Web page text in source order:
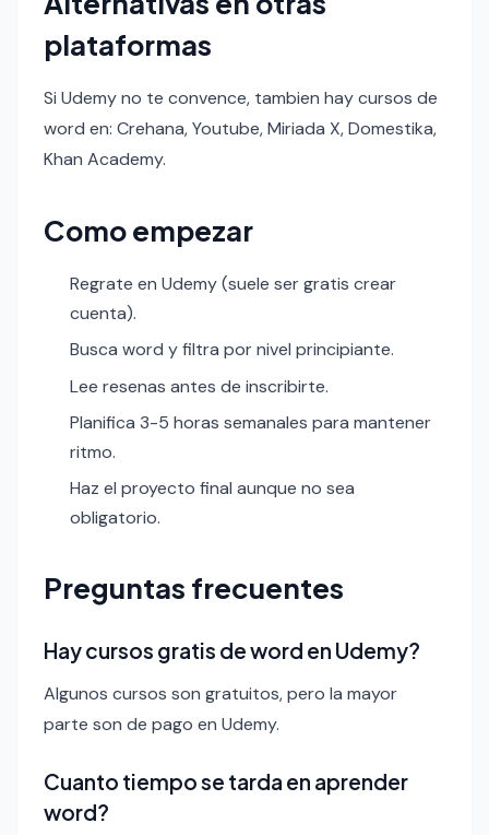
plataformas
Si Udemy no te convence, tambien hay cursos de
word en: Crehana, Youtube, Miriada X, Domestika,
Khan Academy.
Como empezar
Regrate en Udemy (suele ser gratis crear
cuenta).
Busca word y filtra por nivel principiante.
Lee resenas antes de inscribirte.
Planifica 3-5 horas semanales para mantener
ritmo.
Haz el proyecto final aunque no sea
obligatorio.
Preguntas frecuentes
Hay cursos gratis de word en Udemy?
Algunos cursos son gratuitos, pero la mayor
parte son de pago en Udemy.
Cuanto tiempo se tarda en aprender
word?